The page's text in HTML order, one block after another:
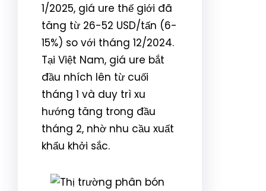
1/2025, giá ure thế giới đã
tăng từ 26-52 USD/tấn (6-
15%) so với tháng 12/2024.
Tại Việt Nam, giá ure bắt
đầu nhích lên từ cuối
tháng 1 và duy trì xu
hướng tăng trong đầu
tháng 2, nhờ nhu cầu xuất
khẩu khởi sắc.